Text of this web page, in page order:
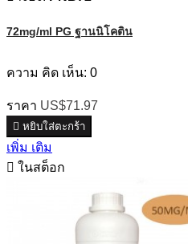
72mg/ml PG ฐานนิโคติน
ความ คิด เห็น: 0
ราคา US$71.97
 หยิบใส่ตะกร้า
เพิ่ม เติม
 ในสต็อก